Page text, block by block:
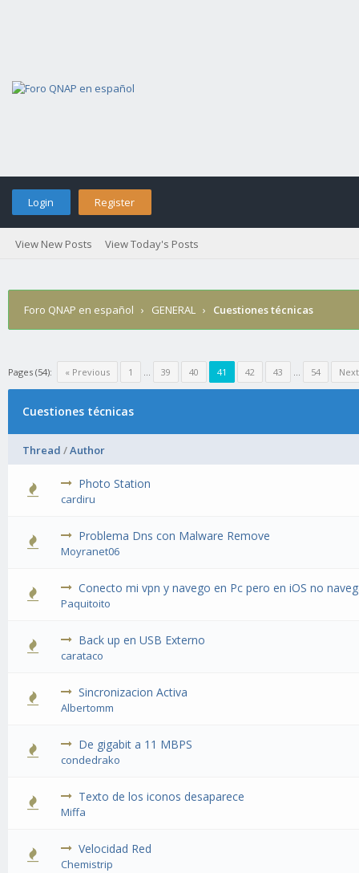
Login Register
View New Posts View Today's Posts
Foro QNAP en español › GENERAL › Cuestiones técnicas
Pages (54): « Previous 1 … 39 40 41 42 43 … 54
Cuestiones técnicas
Thread /Author
Photo Station
cardiru
Problema Dns con Malware Remove
Moyranet06
Conecto mi vpn y navego en Pc pero en iOS no
Paquitoito
Back up en USB Externo
carataco
Sincronizacion Activa
Albertomm
De gigabit a 11 MBPS
condedrako
Texto de los iconos desaparece
Miffa
Velocidad Red
Chemistrip